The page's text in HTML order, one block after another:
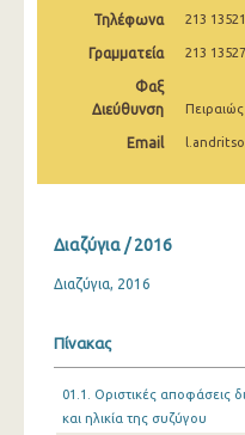
Τηλέφωνα 213
Γραμματεία 213
Φαξ
Διεύθυνση
Email
Διαζύγια / 2016
Διαζύγια, 2016
Πίνακας
01.1. Οριστικές αποφάσεις
και ηλικία της συζύγου